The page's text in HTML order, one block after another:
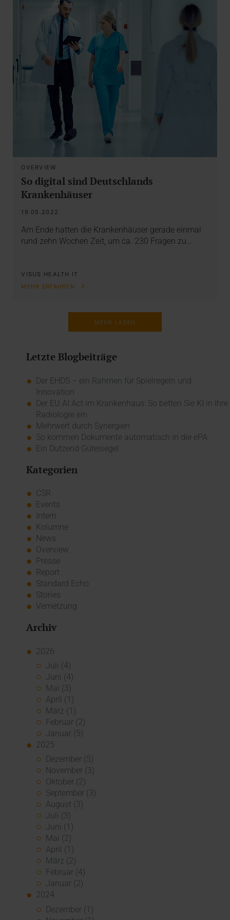
OVERVIEW
So digital sind Deutschlands
Krankenhäuser
19.05.2022
Am Ende hatten die Krankenhäuser gerade einmal
rund zehn Wochen Zeit, um ca. 230 Fragen zu…
VISUS HEALTH IT
MEHR ERFAHREN
MEHR LADEN
Letzte Blogbeiträge
Der EHDS – ein Rahmen für Spielregeln und
Innovation
Der EU AI Act im Krankenhaus: So betten Sie KI in Ihre
Radiologie ein
Mehrwert durch Synergien
So kommen Dokumente automatisch in die ePA
Ein Dutzend Gütesiegel
Kategorien
CSR
Events
Intern
Kolumne
News
Overview
Presse
Report
Standard Echo
Stories
Vernetzung
Archiv
2026
Juli (4)
Juni (4)
Mai (3)
April (1)
März (1)
Februar (2)
Januar (5)
2025
Dezember (5)
November (3)
Oktober (2)
September (3)
August (3)
Juli (3)
Juni (1)
Mai (2)
April (1)
März (2)
Februar (4)
Januar (2)
2024
Dezember (1)